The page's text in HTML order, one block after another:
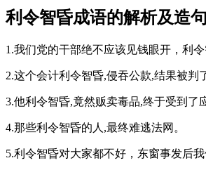
利令智昏成语的解析及造
1.我们党的干部绝不应该见钱眼开，利令
2.这个会计利令智昏,侵吞公款,结果被判
3.他利令智昏,竟然贩卖毒品,终于受到了
4.那些利令智昏的人,最终难逃法网。
5.利令智昏对大家都不好，东窗事发后我